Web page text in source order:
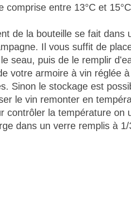
comprise entre 13°C et
de la bouteille se fait dans
Il vous suffit de
seau, puis de le remplir
votre armoire à vin réglée
Sinon le stockage est
le vin remonter en
contrôler la température on
dans un verre remplis à